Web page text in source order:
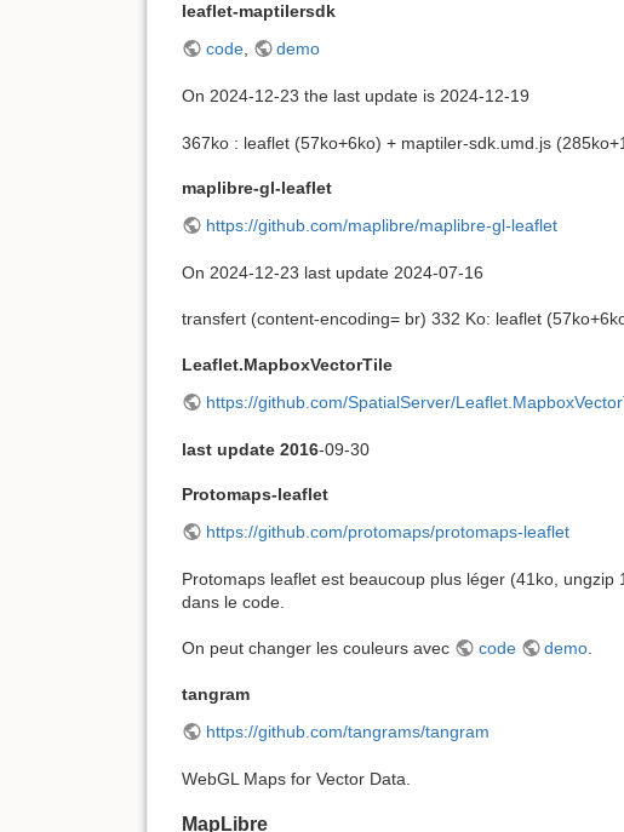
leaflet-maptilersdk
code, demo
On 2024-12-23 the last update is 2024-12-19
367ko : leaflet (57ko+6ko) + maptiler-sdk.umd.js
maplibre-gl-leaflet
https://github.com/maplibre/maplibre-gl-leaflet
On 2024-12-23 last update 2024-07-16
transfert (content-encoding= br) 332 Ko: leaflet
Leaflet.MapboxVectorTile
https://github.com/SpatialServer/
last update 2016-09-30
Protomaps-leaflet
https://github.com/protomaps/protomaps-leaflet
Protomaps leaflet est beaucoup plus léger (41ko,
dans le code.
On peut changer les couleurs avec code demo.
tangram
https://github.com/tangrams/tangram
WebGL Maps for Vector Data.
MapLibre